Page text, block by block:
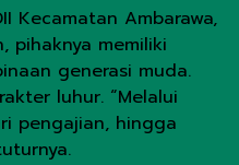
Kecamatan Ambarawa,
pihaknya memiliki
generasi muda.
luhur. “Melalui
pengajian, hingga